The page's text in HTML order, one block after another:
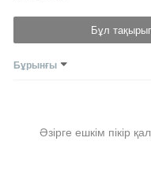
Бұл
Бұрынғы
Әзірге ешкім пікір